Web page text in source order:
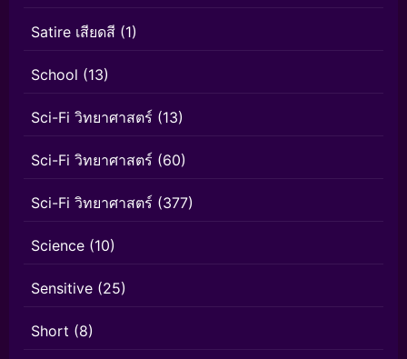
Satire เสียดสี (1)
School (13)
Sci-Fi วิทยาศาสตร์ (13)
Sci-Fi วิทยาศาสตร์ (60)
Sci-Fi วิทยาศาสตร์ (377)
Science (10)
Sensitive (25)
Short (8)